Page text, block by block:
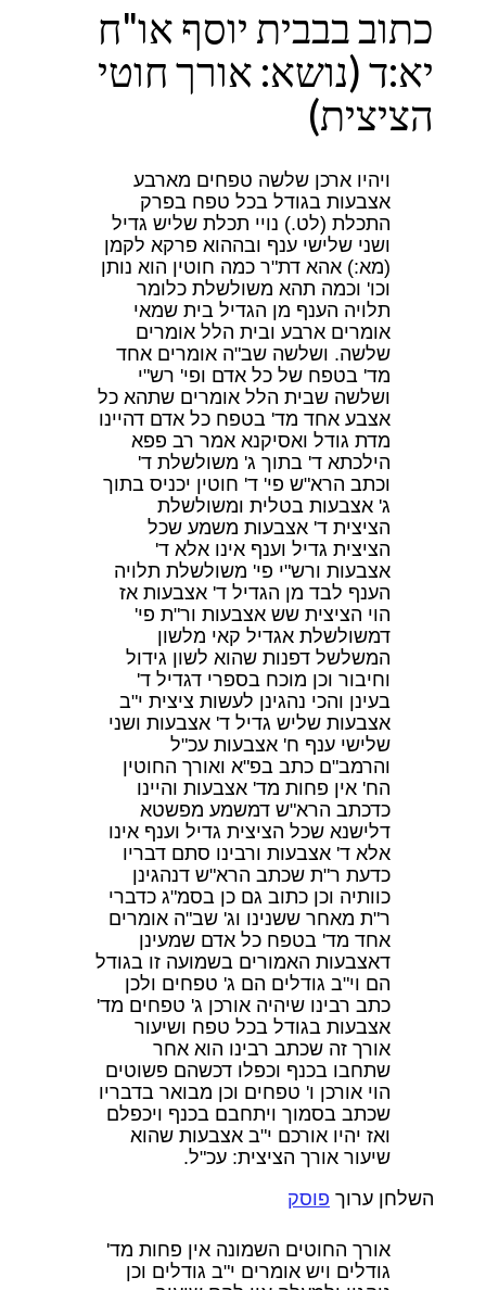
כתוב בבבית יוסף או"ח
יא:ד (נושא: אורך חוטי
הציצית)
ויהיו ארכן שלשה טפחים מארבע
אצבעות בגודל בכל טפח בפרק
התכלת (לט.) נויי תכלת שליש גדיל
ושני שלישי ענף ובההוא פרקא לקמן
(מא:) אהא דת"ר כמה חוטין הוא נותן
וכו' וכמה תהא משולשלת כלומר
תלויה הענף מן הגדיל בית שמאי
אומרים ארבע ובית הלל אומרים
שלשה. ושלשה שב"ה אומרים אחד
מד' בטפח של כל אדם ופי' רש"י
ושלשה שבית הלל אומרים שתהא כל
אצבע אחד מד' בטפח כל אדם דהיינו
מדת גודל ואסיקנא אמר רב פפא
הילכתא ד' בתוך ג' משולשלת ד'
וכתב הרא"ש פי' ד' חוטין יכניס בתוך
ג' אצבעות בטלית ומשולשלת
הציצית ד' אצבעות משמע שכל
הציצית גדיל וענף אינו אלא ד'
אצבעות ורש"י פי' משולשלת תלויה
הענף לבד מן הגדיל ד' אצבעות אז
הוי הציצית שש אצבעות ור"ת פי'
דמשולשלת אגדיל קאי מלשון
המשלשל דפנות שהוא לשון גידול
וחיבור וכן מוכח בספרי דגדיל ד'
בעינן והכי נהגינן לעשות ציצית י"ב
אצבעות שליש גדיל ד' אצבעות ושני
שלישי ענף ח' אצבעות עכ"ל
והרמב"ם כתב בפ"א ואורך החוטין
הח' אין פחות מד' אצבעות והיינו
כדכתב הרא"ש דמשמע מפשטא
דלישנא שכל הציצית גדיל וענף אינו
אלא ד' אצבעות ורבינו סתם דבריו
כדעת ר"ת שכתב הרא"ש דנהגינן
כוותיה וכן כתוב גם כן בסמ"ג כדברי
ר"ת מאחר ששנינו וג' שב"ה אומרים
אחד מד' בטפח כל אדם שמעינן
דאצבעות האמורים בשמועה זו בגודל
הם וי"ב גודלים הם ג' טפחים ולכן
כתב רבינו שיהיה אורכן ג' טפחים מד'
אצבעות בגודל בכל טפח ושיעור
אורך זה שכתב רבינו הוא אחר
שתחבו בכנף וכפלו דכשהם פשוטים
הוי אורכן ו' טפחים וכן מבואר בדבריו
שכתב בסמוך ויתחבם בכנף ויכפלם
ואז יהיו אורכם י"ב אצבעות שהוא
שיעור אורך הציצית: עכ"ל.
השלחן ערוך פוסק
אורך החוטים השמונה אין פחות מד'
גודלים ויש אומרים י"ב גודלים וכן